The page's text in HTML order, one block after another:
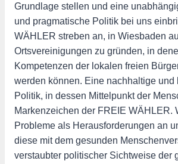
Grundlage stellen und eine
und pragmatische Politik bei uns
WÄHLER streben an, in Wiesbaden
Ortsvereinigungen zu gründen, in
Kompetenzen der lokalen freien
werden können. Eine nachhaltige und
Politik, in dessen Mittelpunkt der
Markenzeichen der FREIE WÄHLER.
Probleme als Herausforderungen an
diese mit dem gesunden
verstaubter politischer Sichtweise der